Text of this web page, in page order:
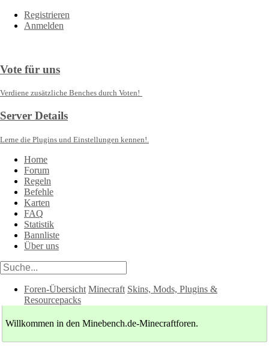
Registrieren
Anmelden
Vote für uns
Verdiene zusätzliche Benches durch Voten!
Server Details
Lerne die Plugins und Einstellungen kennen!.
Home
Forum
Regeln
Befehle
Karten
FAQ
Statistik
Bannliste
Über uns
Foren-Übersicht Minecraft Skins, Mods, Plugins &
Resourcepacks
Willkommen in den Minebench.de-Minecraftforen.